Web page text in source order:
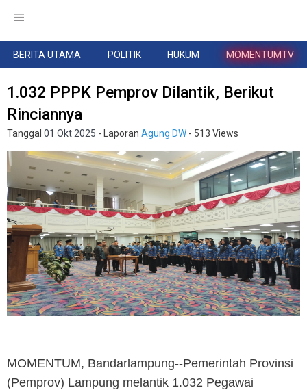
BERITA UTAMA POLITIK HUKUM MOMENTUMTV
1.032 PPPK Pemprov Dilantik, Berikut
Rinciannya
Tanggal 01 Okt 2025 - Laporan Agung DW - 513 Views
MOMENTUM, Bandarlampung--Pemerintah Provinsi
(Pemprov) Lampung melantik 1.032 Pegawai